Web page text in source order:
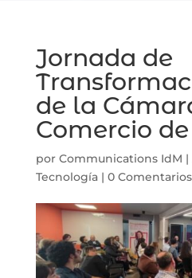
Jornada de
de la
Comercio
por Communications IdM |
Tecnología| 0 Comentarios